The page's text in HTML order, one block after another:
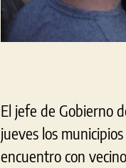
El jefe de Gobierno
jueves los
encuentro con